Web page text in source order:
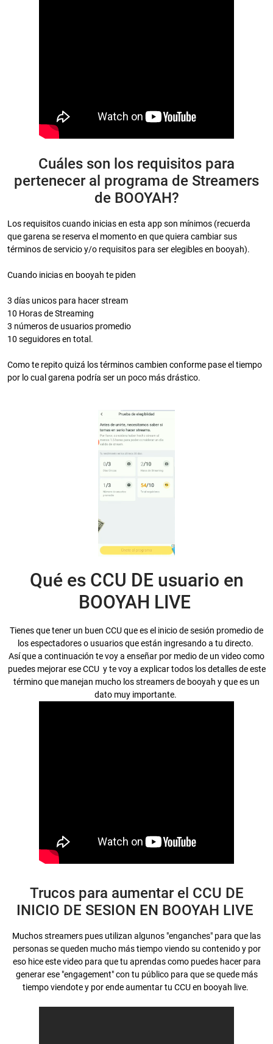
Cuáles son los requisitos para
pertenecer al programa de Streamers
de BOOYAH?
Los requisitos cuando inicias en esta app son mínimos (recuerda
que garena se reserva el momento en que quiera cambiar sus
términos de servicio y/o requisitos para ser elegibles en booyah).
Cuando inicias en booyah te piden
3 días unicos para hacer stream
10 Horas de Streaming
3 números de usuarios promedio
10 seguidores en total.
Como te repito quizá los términos cambien conforme pase el tiempo
por lo cual garena podría ser un poco más drástico.
Qué es CCU DE usuario en
BOOYAH LIVE
Tienes que tener un buen CCU que es el inicio de sesión promedio de
los espectadores o usuarios que están ingresando a tu directo.
Así que a continuación te voy a enseñar por medio de un video como
puedes mejorar ese CCU y te voy a explicar todos los detalles de este
término que manejan mucho los streamers de booyah y que es un
dato muy importante.
Trucos para aumentar el CCU DE
INICIO DE SESION EN BOOYAH LIVE
Muchos streamers pues utilizan algunos "enganches" para que las
personas se queden mucho más tiempo viendo su contenido y por
eso hice este video para que tu aprendas como puedes hacer para
generar ese "engagement" con tu público para que se quede más
tiempo viendote y por ende aumentar tu CCU en booyah live.